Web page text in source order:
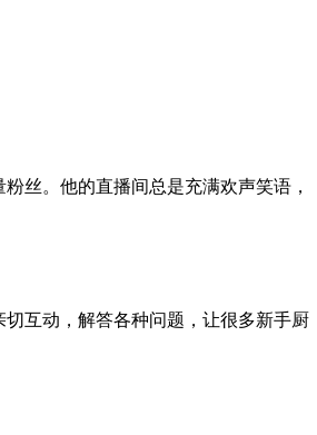
丝。他的直播间总是充满欢声笑语，
互动，解答各种问题，让很多新手厨